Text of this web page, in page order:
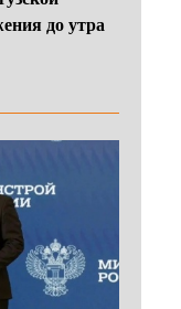
до утра